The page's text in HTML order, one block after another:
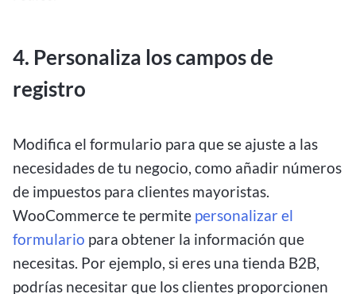
4. Personaliza los campos de
registro
Modifica el formulario para que se ajuste a las
necesidades de tu negocio, como añadir números
de impuestos para clientes mayoristas.
WooCommerce te permite personalizar el
formulario para obtener la información que
necesitas. Por ejemplo, si eres una tienda B2B,
podrías necesitar que los clientes proporcionen